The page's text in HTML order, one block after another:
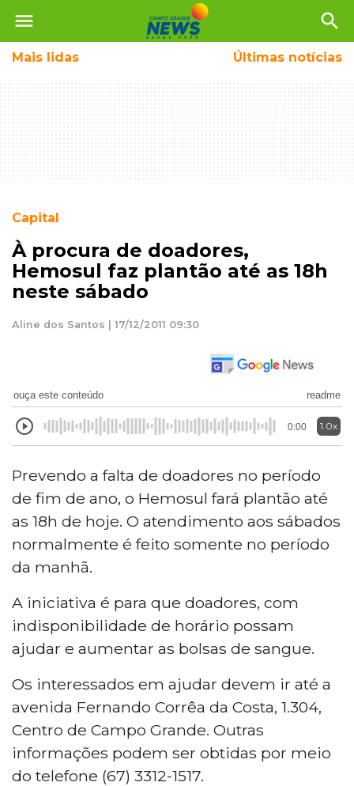
menu search
Mais lidas Últimas notícias
Capital
À procura de doadores,
Hemosul faz plantão até as 18h
neste sábado
Aline dos Santos | 17/12/2011 09:30
ouça este conteúdo readme
0:00 1.0x
Prevendo a falta de doadores no período
de fim de ano, o Hemosul fará plantão até
as 18h de hoje. O atendimento aos sábados
normalmente é feito somente no período
da manhã.
A iniciativa é para que doadores, com
indisponibilidade de horário possam
ajudar e aumentar as bolsas de sangue.
Os interessados em ajudar devem ir até a
avenida Fernando Corrêa da Costa, 1.304,
Centro de Campo Grande. Outras
informações podem ser obtidas por meio
do telefone (67) 3312-1517.